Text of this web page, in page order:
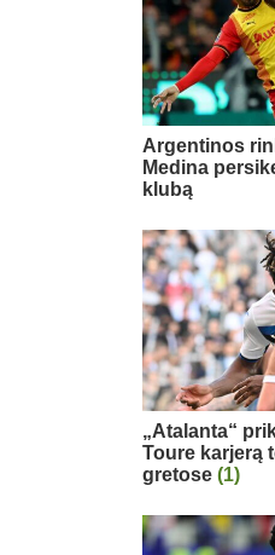
Argentinos
Medina
klubą
„Atalanta“
Toure karjerą
gretose (1)